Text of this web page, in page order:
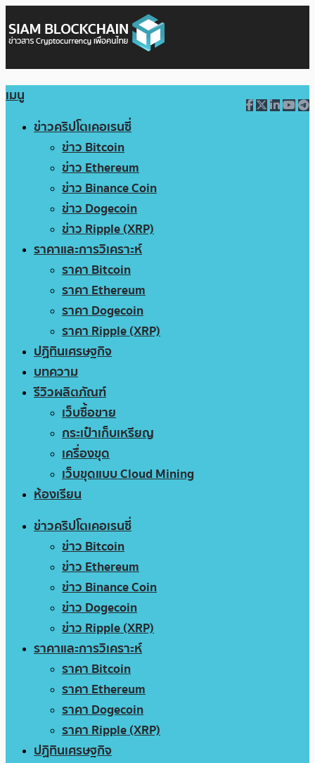
เมนู
ข่าวคริปโตเคอเรนซี่
ข่าว Bitcoin
ข่าว Ethereum
ข่าว Binance Coin
ข่าว Dogecoin
ข่าว Ripple (XRP)
ราคาและการวิเคราะห์
ราคา Bitcoin
ราคา Ethereum
ราคา Dogecoin
ราคา Ripple (XRP)
ปฏิทินเศรษฐกิจ
บทความ
รีวิวผลิตภัณฑ์
เว็บซื้อขาย
กระเป๋าเก็บเหรียญ
เครื่องขุด
เว็บขุดแบบ Cloud Mining
ห้องเรียน
ข่าวคริปโตเคอเรนซี่
ข่าว Bitcoin
ข่าว Ethereum
ข่าว Binance Coin
ข่าว Dogecoin
ข่าว Ripple (XRP)
ราคาและการวิเคราะห์
ราคา Bitcoin
ราคา Ethereum
ราคา Dogecoin
ราคา Ripple (XRP)
ปฏิทินเศรษฐกิจ